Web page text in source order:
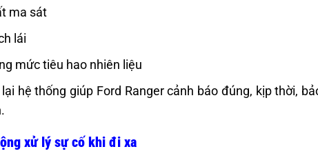
ma sát
lái
mức tiêu hao nhiên liệu
lại hệ thống giúp Ford Ranger cảnh báo đúng, kịp thời,
xử lý sự cố khi đi xa